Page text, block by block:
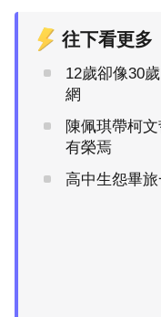
往下看更多
12歲卻像30
網
陳佩琪帶柯
有榮焉
高中生怨畢